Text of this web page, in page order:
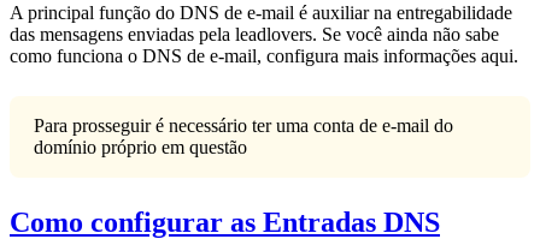
A principal função do DNS de e-mail é auxiliar na entregabilidade
das mensagens enviadas pela leadlovers. Se você ainda não sabe
como funciona o DNS de e-mail, configura mais informações aqui.
Para prosseguir é necessário ter uma conta de e-mail do
domínio próprio em questão
Como configurar as Entradas DNS